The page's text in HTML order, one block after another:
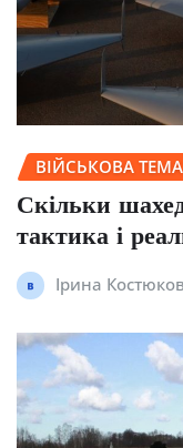
ВІЙСЬКОВА
Скільки
тактика і
Ірина